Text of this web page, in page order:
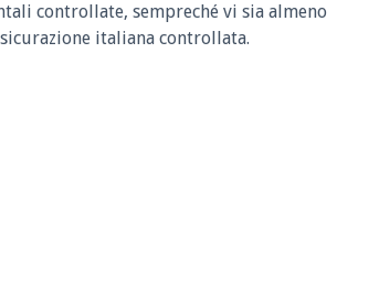
controllate, sempreché vi sia almeno
italiana controllata.